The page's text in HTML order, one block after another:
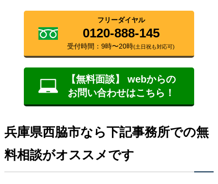
フリーダイヤル
0120-888-145
受付時間：9時〜20時(土日祝も対応可)
【無料面談】 webからの
お問い合わせはこちら！
兵庫県西脇市なら下記事務所での無
料相談がオススメです